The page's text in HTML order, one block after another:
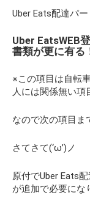
Uber Eats配達パ
Uber EatsWEB
書類が更に有る
※この項目は自転
人には関係無い項
なので次の項目ま
さてさて(‘ω’)ノ
原付でUber Eats
が追加で必要にな